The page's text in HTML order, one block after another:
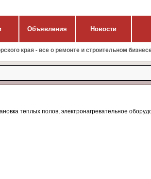
Объявления Новости
края - все о ремонте и строительном
теплых полов, электронагревательное